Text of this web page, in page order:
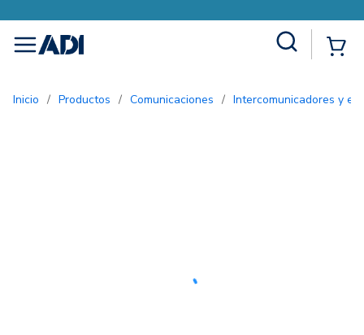
menu
Inicio / Productos / Comunicaciones / Intercomunicadores y